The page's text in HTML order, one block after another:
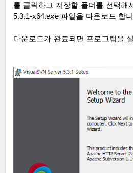
를 클릭하고 저장할 폴더를 선택해
5.3.1-x64.exe 파일을 다운로드 합
다운로드가 완료되면 프로그램을